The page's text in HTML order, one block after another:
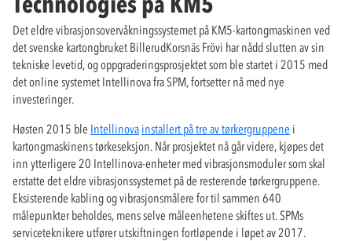
Det eldre vibrasjonsovervåkningssystemet på KM5-kartongmaskinen ved
det svenske kartongbruket BillerudKorsnäs Frövi har nådd slutten av sin
tekniske levetid, og oppgraderingsprosjektet som ble startet i 2015 med
det online systemet Intellinova fra SPM, fortsetter nå med nye
investeringer.
Høsten 2015 ble Intellinova installert på tre av tørkergruppene i
kartongmaskinens tørkeseksjon. Når prosjektet nå går videre, kjøpes det
inn ytterligere 20 Intellinova-enheter med vibrasjonsmoduler som skal
erstatte det eldre vibrasjonssystemet på de resterende tørkergruppene.
Eksisterende kabling og vibrasjonsmålere for til sammen 640
målepunkter beholdes, mens selve måleenhetene skiftes ut. SPMs
serviceteknikere utfører utskiftningen fortløpende i løpet av 2017.